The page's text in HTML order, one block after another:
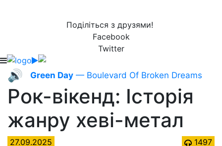
Поділіться з друзями!
Facebook
Twitter
🔊 Green Day — Boulevard Of Broken Dreams
Рок-вікенд: Історія
жанру хеві-метал
27.09.2025
1497